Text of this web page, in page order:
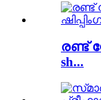
രണ്ട്
sh...